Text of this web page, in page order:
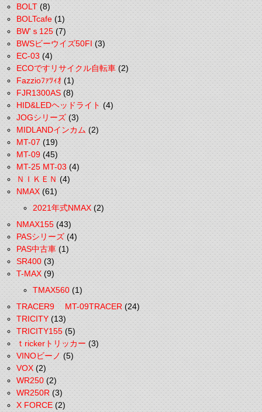
BOLT(8)
BOLTcafe(1)
BW'ｓ125(7)
BWSビーウイズ50FI(3)
EC-03(4)
ECOですリサイクル自転車(2)
Fazzioﾌｧﾂｨｵ(1)
FJR1300AS(8)
HID&LEDヘッドライト(4)
JOGシリーズ(3)
MIDLANDインカム(2)
MT-07(19)
MT-09(45)
MT-25 MT-03(4)
ＮＩＫＥＮ(4)
NMAX(61)
2021年式NMAX(2)
NMAX155(43)
PASシリーズ(4)
PAS中古車(1)
SR400(3)
T-MAX(9)
TMAX560(1)
TRACER9 MT-09TRACER(24)
TRICITY(13)
TRICITY155(5)
ｔrickerトリッカー(3)
VINOビーノ(5)
VOX(2)
WR250(2)
WR250R(3)
X FORCE(2)